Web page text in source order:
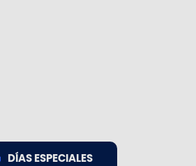
DÍAS ESPECIALES